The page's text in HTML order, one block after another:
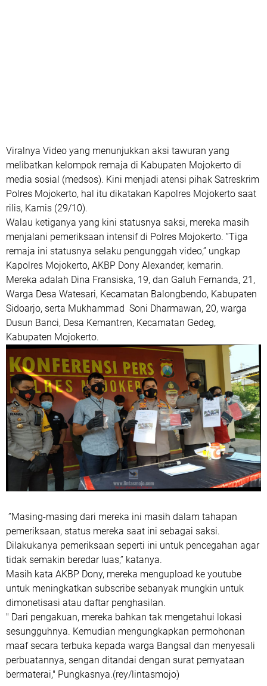
Viralnya Video yang menunjukkan aksi tawuran yang
melibatkan kelompok remaja di Kabupaten Mojokerto di
media sosial (medsos). Kini menjadi atensi pihak Satreskrim
Polres Mojokerto, hal itu dikatakan Kapolres Mojokerto saat
rilis, Kamis (29/10).
Walau ketiganya yang kini statusnya saksi, mereka masih
menjalani pemeriksaan intensif di Polres Mojokerto. ’’Tiga
remaja ini statusnya selaku pengunggah video,’’ ungkap
Kapolres Mojokerto, AKBP Dony Alexander, kemarin.
Mereka adalah Dina Fransiska, 19, dan Galuh Fernanda, 21,
Warga Desa Watesari, Kecamatan Balongbendo, Kabupaten
Sidoarjo, serta Mukhammad Soni Dharmawan, 20, warga
Dusun Banci, Desa Kemantren, Kecamatan Gedeg,
Kabupaten Mojokerto.
’’Masing-masing dari mereka ini masih dalam tahapan
pemeriksaan, status mereka saat ini sebagai saksi.
Dilakukanya pemeriksaan seperti ini untuk pencegahan agar
tidak semakin beredar luas,’’ katanya.
Masih kata AKBP Dony, mereka mengupload ke youtube
untuk meningkatkan subscribe sebanyak mungkin untuk
dimonetisasi atau daftar penghasilan.
" Dari pengakuan, mereka bahkan tak mengetahui lokasi
sesungguhnya. Kemudian mengungkapkan permohonan
maaf secara terbuka kepada warga Bangsal dan menyesali
perbuatannya, sengan ditandai dengan surat pernyataan
bermaterai," Pungkasnya.(rey/lintasmojo)